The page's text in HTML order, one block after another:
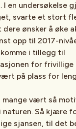
en undersøkelse
svarte et stort
dere ønsker å øke
opp til 2017-
i tillegg til
for
på plass for
mange vært så
naturen. Så kjære
sjansen, til det